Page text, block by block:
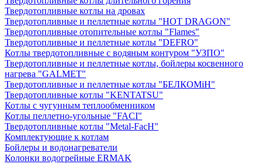
Твердотопливные котлы на дровах
Твердотопливные и пеллетные котлы "HOT DRAGON"
Твердотопливные отопительные котлы "Flames"
Твердотопливные и пеллетные котлы "DEFRO"
Котлы твердотопливные с водяным контуром "УЗПО"
Твердотопливные и пеллетные котлы, бойлеры косвенного
нагрева "GALMET"
Твердотопливные и пеллетные котлы "БЕЛКОМiН"
Твердотопливные котлы "KENTATSU"
Котлы с чугунным теплообменником
Котлы пеллетно-угольные "FACI"
Твердотопливные котлы "Metal-FacH"
Комплектующие к котлам
Бойлеры и водонагреватели
Колонки водогрейные ERMAK